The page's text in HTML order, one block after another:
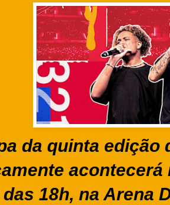
da quinta edição
acontecerá
18h, na Arena